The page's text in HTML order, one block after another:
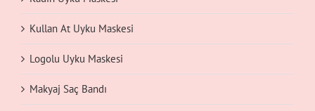
Kullan At Uyku Maskesi
Logolu Uyku Maskesi
Makyaj Saç Bandı